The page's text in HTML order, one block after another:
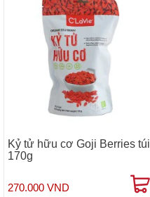
Kỷ tử hữu cơ Goji Berries túi
170g
270.000 VND